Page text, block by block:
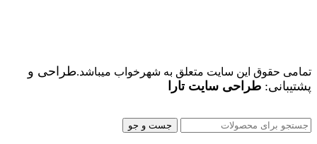
تمامی حقوق این سایت متعلق به شهرخواب میباشد.طراحی و
پشتیبانی: طراحی سایت تارا
جست و جو